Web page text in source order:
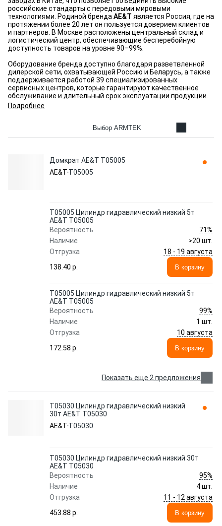
российские стандарты с передовыми мировыми
технологиями. Родиной бренда AE&T является Россия, где на
протяжении более 20 лет он пользуется доверием клиентов
и партнеров. В Москве расположены центральный склад и
логистический центр, обеспечивающие бесперебойную
доступность товаров на уровне 90–99%.
Оборудование бренда доступно благодаря разветвленной
дилерской сети, охватывающей Россию и Беларусь, а также
поддерживается работой 39 специализированных
сервисных центров, которые гарантируют качественное
обслуживание и длительный срок эксплуатации продукции.
Подробнее
Выбор ARMTEK
Домкрат AE&T T05005
AE&T T05005
T05005 Цилиндр гидравлический низкий 5т
AE&T T05005
Вероятность
71%
Наличие
>20 шт.
Отгрузка
18 - 19 августа
138.40 p.
В корзину
T05005 Цилиндр гидравлический низкий 5т
AE&T T05005
Вероятность
99%
Наличие
1 шт.
Отгрузка
10 августа
172.58 p.
В корзину
Показать еще 2 предложения
T05030 Цилиндр гидравлический низкий
30т AE&T T05030
AE&T T05030
T05030 Цилиндр гидравлический низкий 30т
AE&T T05030
Вероятность
95%
Наличие
4 шт.
Отгрузка
11 - 12 августа
453.88 p.
В корзину